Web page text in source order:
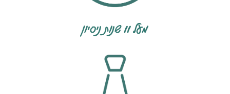
מעל 11 שנות ניסיון